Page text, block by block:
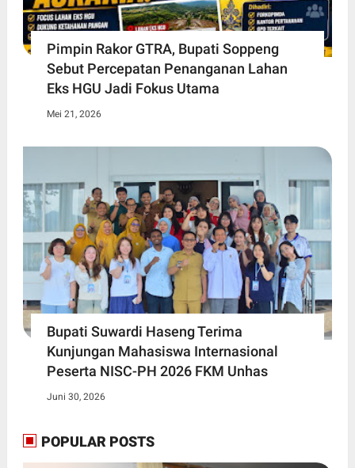
Pimpin Rakor GTRA, Bupati Soppeng
Sebut Percepatan Penanganan Lahan
Eks HGU Jadi Fokus Utama
Mei 21, 2026
Bupati Suwardi Haseng Terima
Kunjungan Mahasiswa Internasional
Peserta NISC-PH 2026 FKM Unhas
Juni 30, 2026
POPULAR POSTS